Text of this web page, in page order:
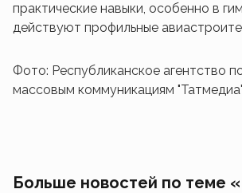
практические навыки, особенно в
действуют профильные
Фото: Республиканское агентство
массовым коммуникациям "Татмедиа"
Больше новостей по теме